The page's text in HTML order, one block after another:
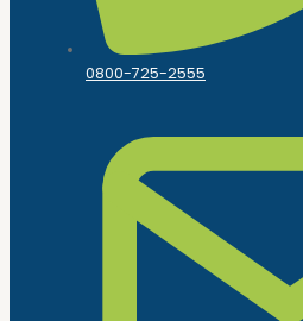
0800-725-2555